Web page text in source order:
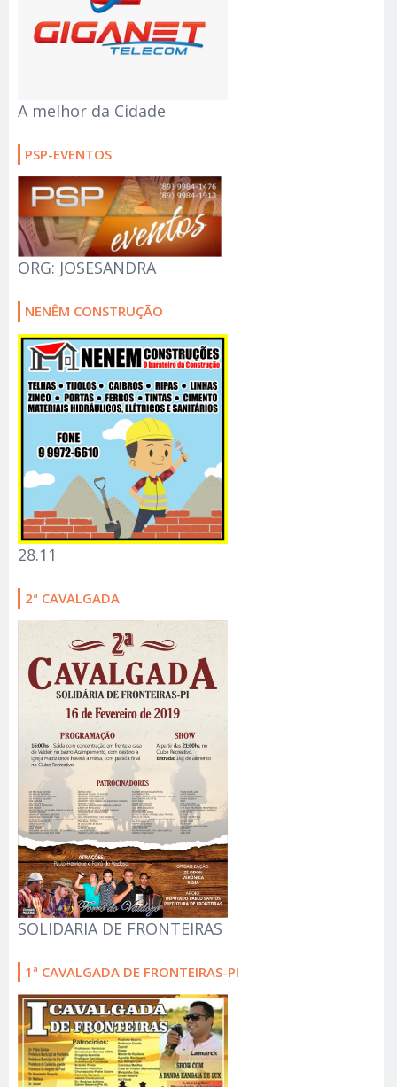
A melhor da Cidade
PSP-EVENTOS
ORG: JOSESANDRA
NENÊM CONSTRUÇÃO
28.11
2ª CAVALGADA
SOLIDARIA DE FRONTEIRAS
1ª CAVALGADA DE FRONTEIRAS-PI